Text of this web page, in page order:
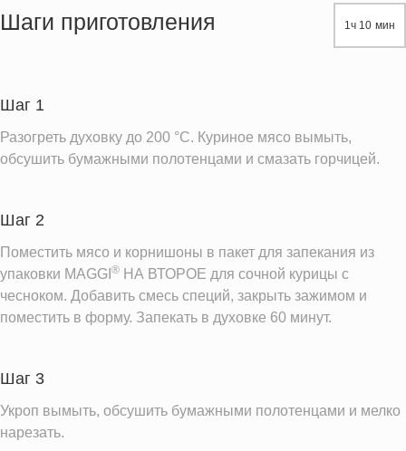
Жиры
Информация для одной порции
Шаги приготовления 1ч 10 мин
Шаг 1
Разогреть духовку до 200 °C. Куриное мясо вымыть,
обсушить бумажными полотенцами и смазать горчицей.
Шаг 2
Поместить мясо и корнишоны в пакет для запекания из
упаковки MAGGI ® НА ВТОРОЕ для сочной курицы с
чесноком. Добавить смесь специй, закрыть зажимом и
поместить в форму. Запекать в духовке 60 минут.
Шаг 3
Укроп вымыть, обсушить бумажными полотенцами и мелко
нарезать.